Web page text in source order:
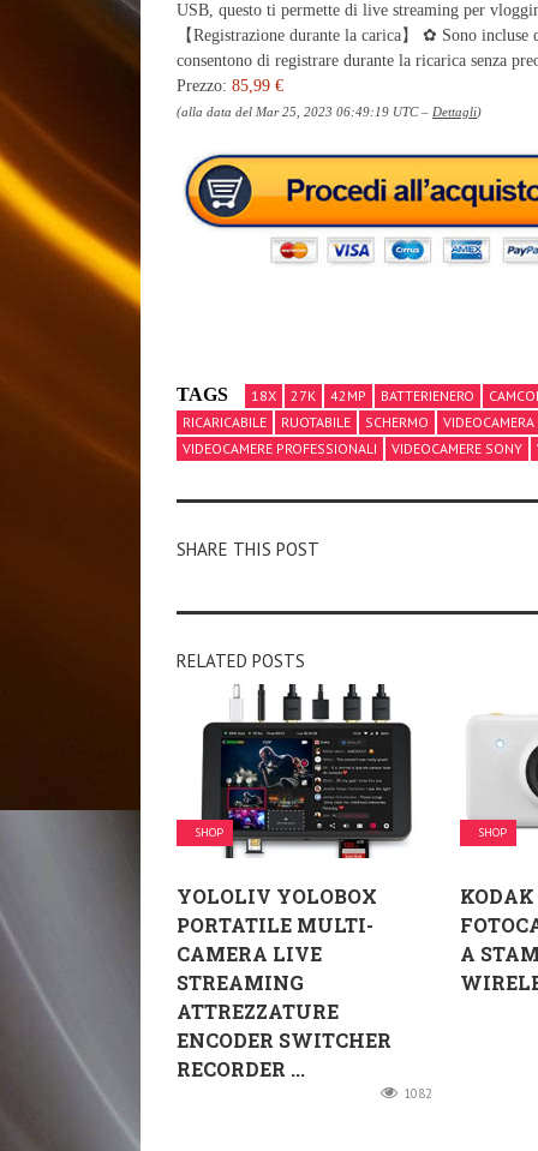
USB, questo ti permette di live streaming per
【Registrazione durante la carica】 ✿ Sono
consentono di registrare durante la ricarica senza
Prezzo: 85,99 €
(alla data del Mar 25, 2023 06:49:19 UTC – Dettagli)
TAGS 18X 27K 42MP BATTERIENERO
RICARICABILE
RUOTABILE SCHERMO
VIDEOCAMERA
VIDEOCAMERE PROFESSIONALI
VIDEOCAMERE SONY
SHARE THIS POST
RELATED POSTS
SHOP
YOLOLIV YOLOBOX
PORTATILE MULTI-
CAMERA LIVE
STREAMING
ATTREZZATURE
ENCODER SWITCHER
RECORDER ...
1082
SHOP
A